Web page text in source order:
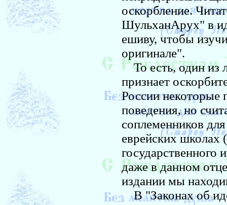
оскорбление.
ШульханАрух" в
ешиву, чтобы
оригинале".
То есть, один из
признает
России некоторые
поведения, но
соплеменников
еврейских
даже в данном
издании мы
В "Законах об